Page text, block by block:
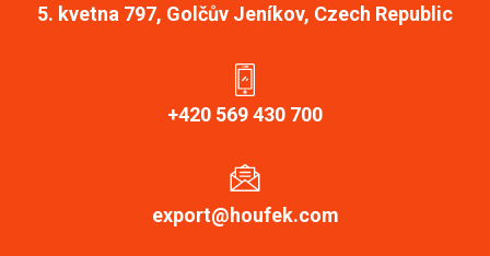
5. kvetna 797, Golčův Jeníkov, Czech Republic
+420 569 430 700
export@houfek.com